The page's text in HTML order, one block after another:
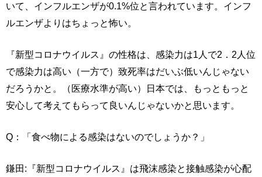
いて、インフルエンザが0.1%位と言われています。インフ
ルエンザよりはちょっと怖い。
『新型コロナウイルス』の性格は、感染力は1人で2．2人位
で感染力は高い（一方で）致死率はだいぶ低いんじゃない
だろうかと。（医療水準が高い）日本では、もっともっと
安心して考えてもらって良いんじゃないかと思います。
Q：「食べ物による感染はないのでしょうか？」
鎌田:『新型コロナウイルス』は飛沫感染と接触感染が心配